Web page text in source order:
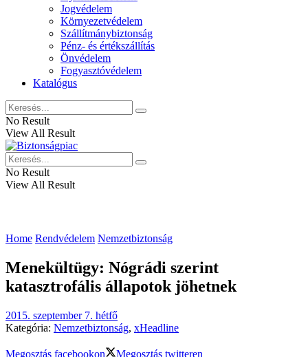
Jogvédelem
Környezetvédelem
Szállítmánybiztonság
Pénz- és értékszállítás
Önvédelem
Fogyasztóvédelem
Katalógus
No Result
View All Result
No Result
View All Result
Home Rendvédelem Nemzetbiztonság
Menekültügy: Nógrádi szerint
katasztrofális állapotok jöhetnek
2015. szeptember 7. hétfő
Kategória: Nemzetbiztonság, xHeadline
Megosztás facebookon Megosztás twitteren